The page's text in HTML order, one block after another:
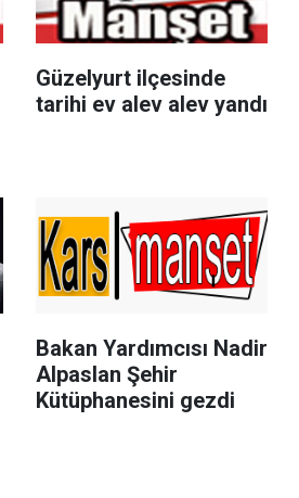
Güzelyurt ilçesinde
tarihi ev alev alev yandı
Bakan Yardımcısı Nadir
Alpaslan Şehir
Kütüphanesini gezdi